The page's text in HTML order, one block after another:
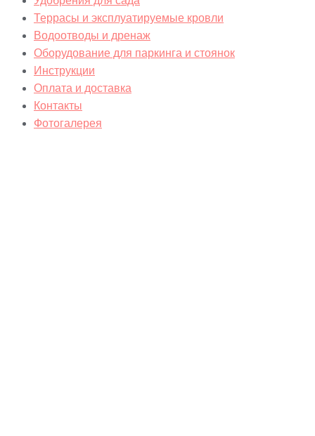
Террасы и эксплуатируемые кровли
Водоотводы и дренаж
Оборудование для паркинга и стоянок
Инструкции
Оплата и доставка
Контакты
Фотогалерея